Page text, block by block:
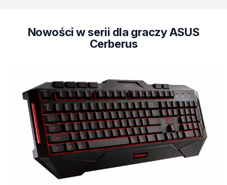
Nowości w serii dla graczy ASUS
Cerberus